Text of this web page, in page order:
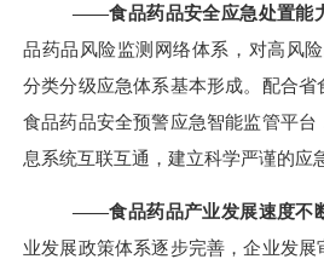
——食品药品安全应急处置能
品药品风险监测网络体系，对高风
分类分级应急体系基本形成。配合省
食品药品安全预警应急智能监管平
息系统互联互通，建立科学严谨的应
——食品药品产业发展速度不
业发展政策体系逐步完善，企业发展